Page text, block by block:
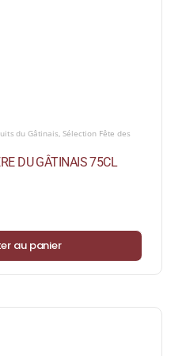
du Gâtinais,Sélection Fête des
DU GÂTINAIS 75CL
au panier